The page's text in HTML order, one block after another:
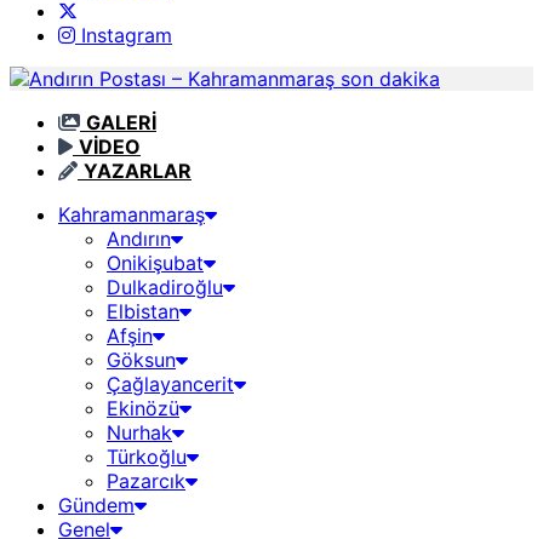
Instagram
GALERİ
VİDEO
YAZARLAR
Kahramanmaraş
Andırın
Onikişubat
Dulkadiroğlu
Elbistan
Afşin
Göksun
Çağlayancerit
Ekinözü
Nurhak
Türkoğlu
Pazarcık
Gündem
Genel